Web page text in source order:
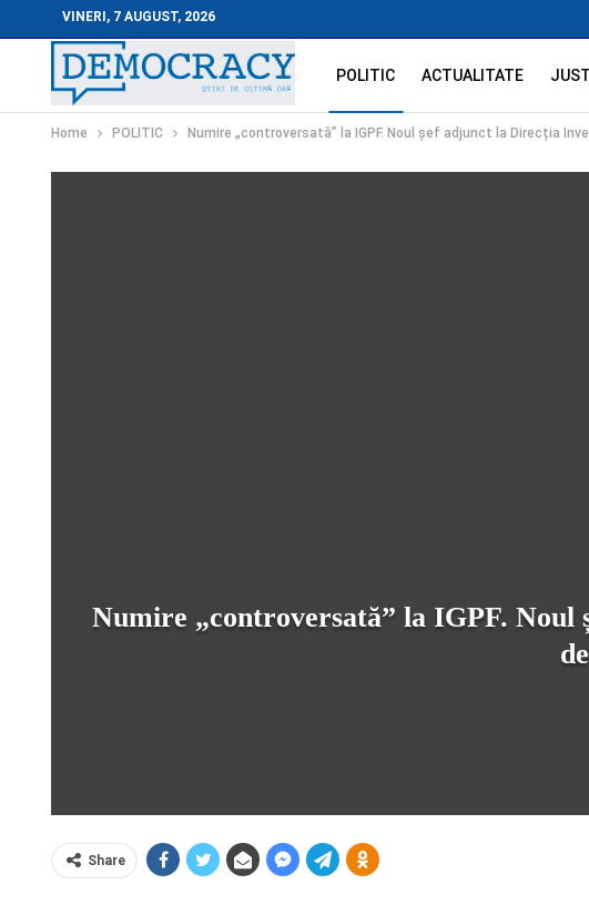
VINERI, 7 AUGUST, 2026
POLITIC ACTUALITATE
Home POLITIC Numire „controversată” la IGPF. Noul șef adjunct la Direcția
Numire „controversată” la IGPF.
Share